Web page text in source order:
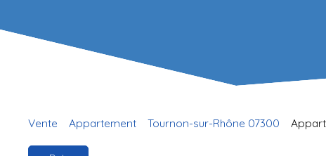
Vente Appartement Tournon-sur-Rhône 07300